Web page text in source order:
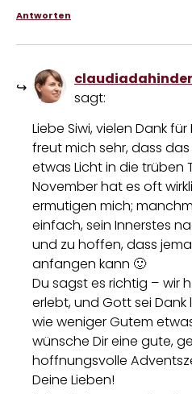
Antworten
sagt:
Liebe Siwi, vielen Dank
freut mich sehr, dass
etwas Licht in die trüben
November hat es oft
ermutigen mich;
einfach, sein Innerstes
und zu hoffen, dass
anfangen kann 🙂
Du sagst es richtig – wir
erlebt, und Gott sei
wie weniger Gutem
wünsche Dir eine gute,
hoffnungsvolle
Deine Lieben!